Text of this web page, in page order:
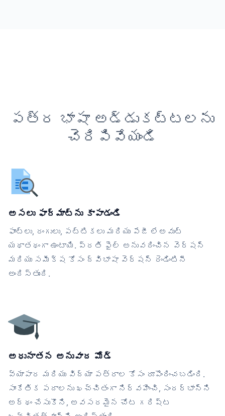
పత్ర భాషా అడ్డుకట్టలను
చెరిపివేయండి
అసలు ఫార్మాట్‌ను కాపాడండి
ఫాంట్లు, రంగులు, పట్టికలు మరియు పేజీ లేఅవుట్
యథాతథంగా ఉంటాయి. ప్రతి ఫైల్ అనువదించిన వెర్షన్
మరియు సమీక్ష కోసం ద్విభాషా వెర్షన్ రెండింటినీ
అందిస్తుంది.
అధునాతన అనువాద మోడ్
వ్యాపార మరియు విద్యా పత్రాల కోసం రూపొందించబడింది.
సాంకేతిక పదాలను ఖచ్చితంగా నిర్వహించి, సందర్భాన్ని
అర్థం చేసుకొని, అవసరమైన చోట గరిష్ట